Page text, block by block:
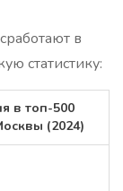
в
статистику:
в топ-500
(2024)